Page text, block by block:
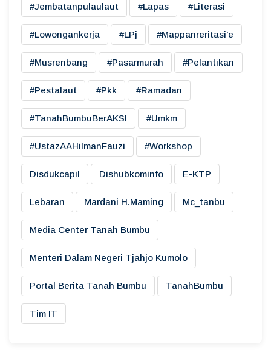
#jembatanpulaulaut #lapas #literasi
#lowongankerja #LPj #mappanreritasi'e
#musrenbang #pasarmurah #pelantikan
#pestalaut #pkk #ramadan
#TanahBumbuBerAKSI #umkm
#UstazAAHilmanFauzi #workshop
Disdukcapil Dishubkominfo E-KTP
Lebaran Mardani H.maming Mc_tanbu
Media Center Tanah Bumbu
Menteri Dalam Negeri Tjahjo Kumolo
Portal Berita Tanah Bumbu TanahBumbu
Tim IT